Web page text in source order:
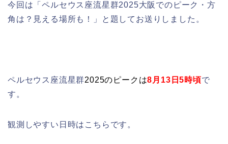
今回は「ペルセウス座流星群2025大阪でのピーク・方
角は？見える場所も！」と題してお送りしました。
ペルセウス座流星群2025の ピークは8月13日5時頃で
す。
観測しやすい日時はこちらです。